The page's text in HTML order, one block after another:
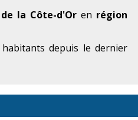
la Côte-d'Or en région
depuis le dernier